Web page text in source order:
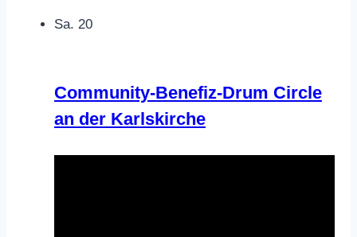
Sa. 20
Community-Benefiz-Drum Circle
an der Karlskirche